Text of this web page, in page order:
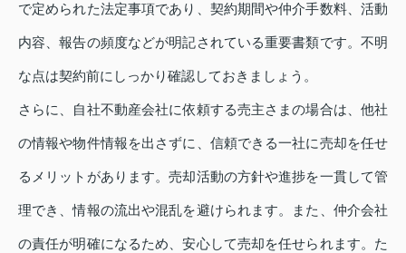
で定められた法定事項であり、契約期間や仲介手数料、活動
内容、報告の頻度などが明記されている重要書類です。不明
な点は契約前にしっかり確認しておきましょう。
さらに、自社不動産会社に依頼する売主さまの場合は、他社
の情報や物件情報を出さずに、信頼できる一社に売却を任せ
るメリットがあります。売却活動の方針や進捗を一貫して管
理でき、情報の流出や混乱を避けられます。また、仲介会社
の責任が明確になるため、安心して売却を任せられます。た